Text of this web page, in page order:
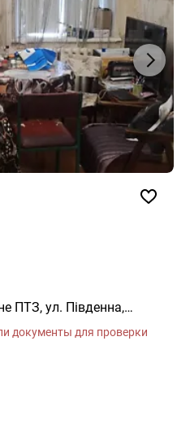
ПТЗ, ул. Південна,
газовое отопление,
стиральная
печь), мебель
документы для проверки